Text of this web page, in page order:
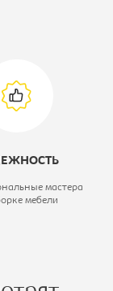
камень
мастера
мебели